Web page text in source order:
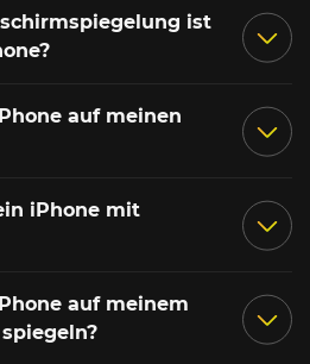
ist
auf meinen
iPhone mit
auf meinem